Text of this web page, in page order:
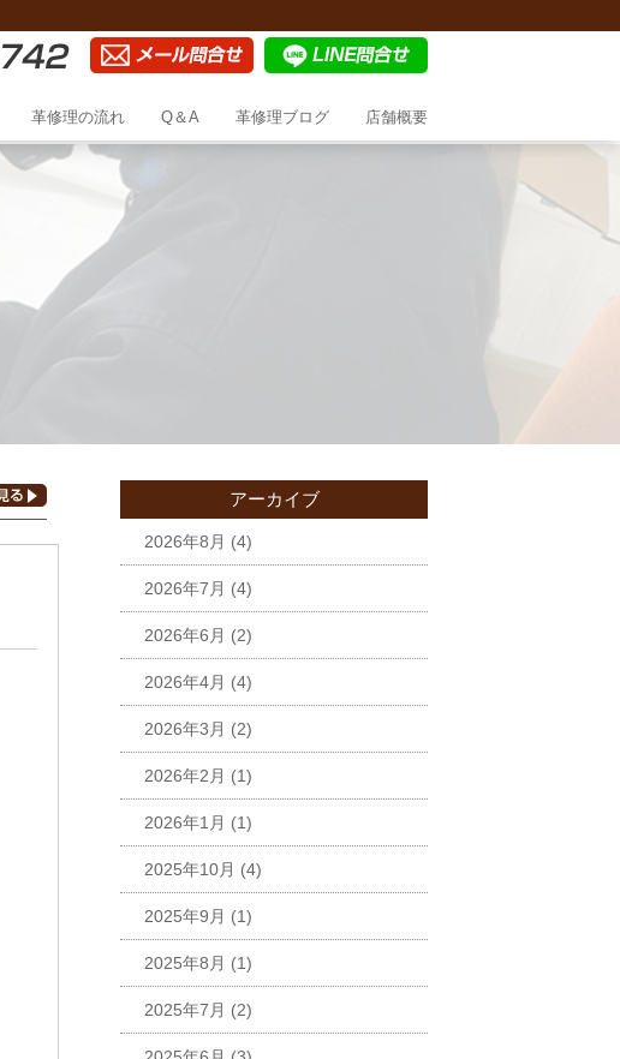
革修理の流れ Q＆A 革修理ブログ 店舗概要
アーカイブ
2026年8月 (4)
2026年7月 (4)
2026年6月 (2)
2026年4月 (4)
2026年3月 (2)
2026年2月 (1)
2026年1月 (1)
2025年10月 (4)
2025年9月 (1)
2025年8月 (1)
2025年7月 (2)